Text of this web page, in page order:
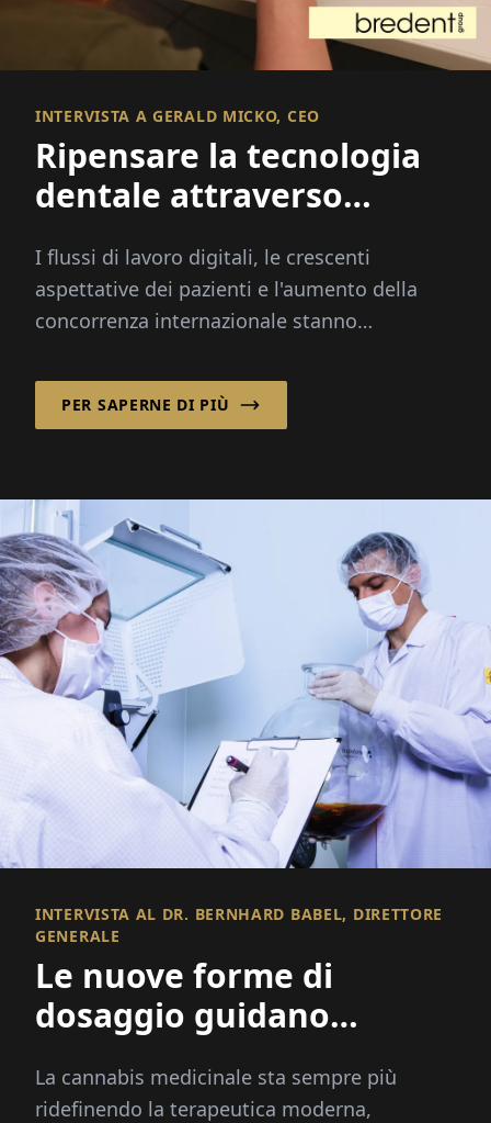
INTERVISTA A GERALD MICKO, CEO
Ripensare la tecnologia
dentale attraverso
I flussi di lavoro digitali, le crescenti
aspettative dei pazienti e l'aumento della
concorrenza internazionale stanno
rapidamente che mai...
PER SAPERNE DI PIÙ
INTERVISTA AL DR. BERNHARD BABEL, DIRETTORE
GENERALE
Le nuove forme di
dosaggio guidano
cannabis medicinale
La cannabis medicinale sta sempre più
ridefinendo la terapeutica moderna,